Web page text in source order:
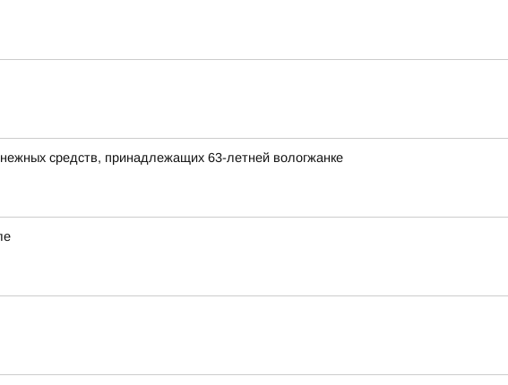
средств, принадлежащих 63-летней вологжанке